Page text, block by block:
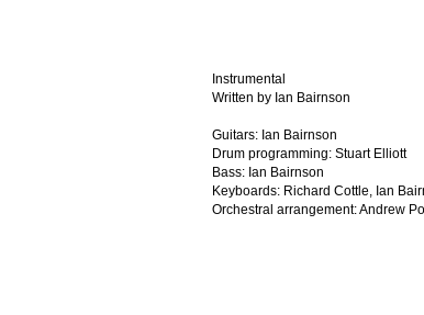
Instrumental
Written by Ian Bairnson
Guitars: Ian Bairnson
Drum programming: Stuart Elliott
Bass: Ian Bairnson
Keyboards: Richard Cottle, Ian
Orchestral arrangement: Andrew